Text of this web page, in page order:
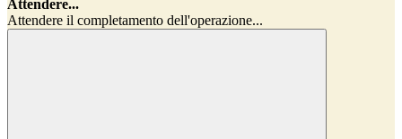
Attendere...
Attendere il completamento dell'operazione...